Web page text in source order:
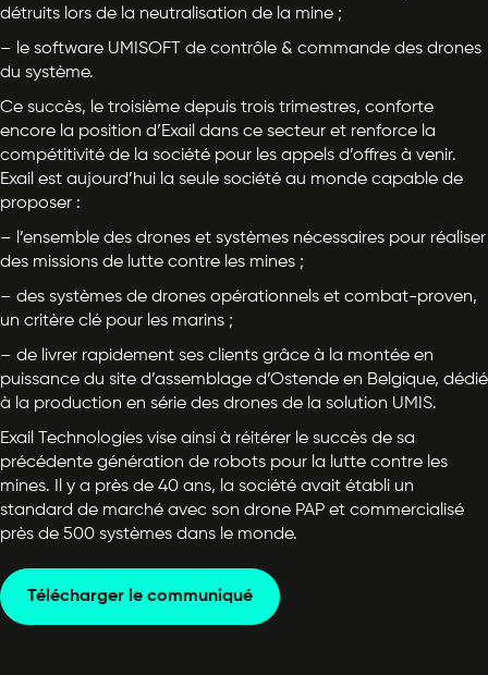
détruits lors de la neutralisation de la mine ;
– le software UMISOFT de contrôle & commande des drones
du système.
Ce succès, le troisième depuis trois trimestres, conforte
encore la position d’Exail dans ce secteur et renforce la
compétitivité de la société pour les appels d’offres à venir.
Exail est aujourd’hui la seule société au monde capable de
proposer :
– l’ensemble des drones et systèmes nécessaires pour réaliser
des missions de lutte contre les mines ;
– des systèmes de drones opérationnels et combat-proven,
un critère clé pour les marins ;
– de livrer rapidement ses clients grâce à la montée en
puissance du site d’assemblage d’Ostende en Belgique, dédié
à la production en série des drones de la solution UMIS.
Exail Technologies vise ainsi à réitérer le succès de sa
précédente génération de robots pour la lutte contre les
mines. Il y a près de 40 ans, la société avait établi un
standard de marché avec son drone PAP et commercialisé
près de 500 systèmes dans le monde.
Télécharger le communiqué